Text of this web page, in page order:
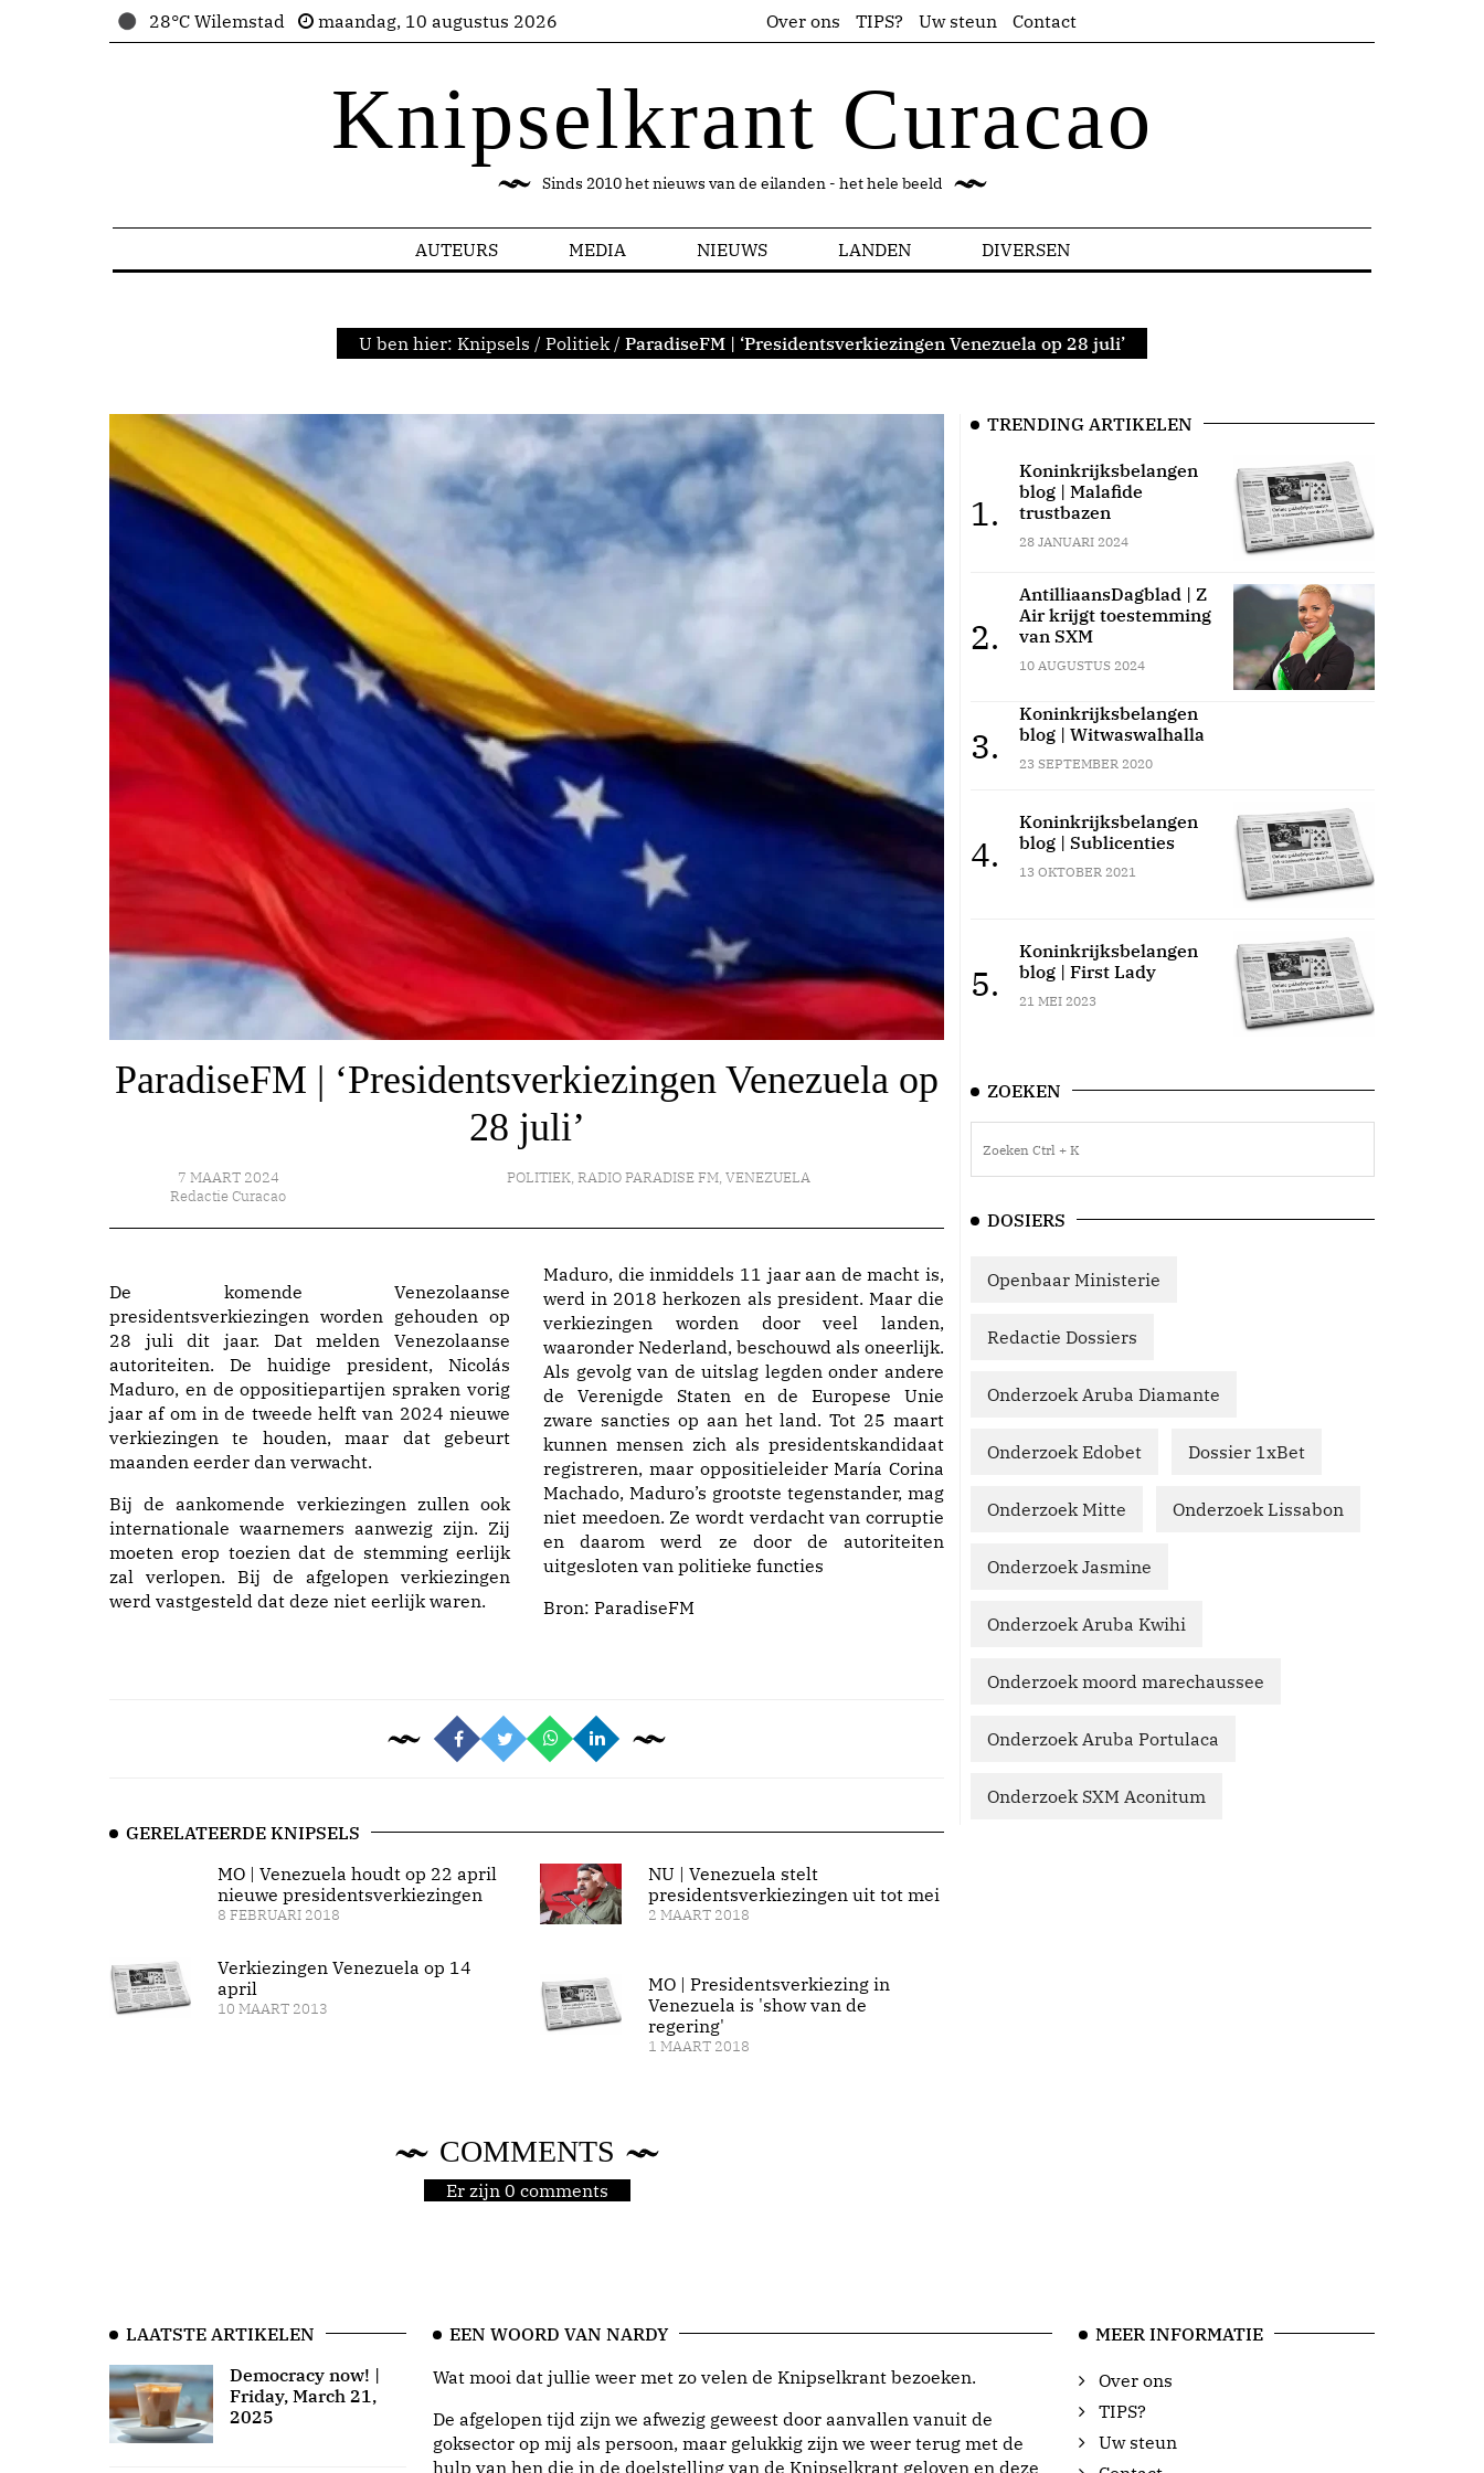
28°C Wilemstad maandag, 10 augustus 2026 Over ons TIPS? Uw steun Contact
Knipselkrant Curacao
Sinds 2010 het nieuws van de eilanden - het hele beeld
AUTEURS MEDIA NIEUWS LANDEN DIVERSEN
U ben hier: Knipsels / Politiek / ParadiseFM | ‘Presidentsverkiezingen Venezuela op 28 juli’
ParadiseFM | ‘Presidentsverkiezingen Venezuela op
28 juli’
7 MAART 2024
Redactie Curacao
POLITIEK,RADIO PARADISE FM,VENEZUELA
De komende Venezolaanse
presidentsverkiezingen worden gehouden op
28 juli dit jaar. Dat melden Venezolaanse
autoriteiten. De huidige president, Nicolás
Maduro, en de oppositiepartijen spraken vorig
jaar af om in de tweede helft van 2024 nieuwe
verkiezingen te houden, maar dat gebeurt
maanden eerder dan verwacht.
Bij de aankomende verkiezingen zullen ook
internationale waarnemers aanwezig zijn. Zij
moeten erop toezien dat de stemming eerlijk
zal verlopen. Bij de afgelopen verkiezingen
werd vastgesteld dat deze niet eerlijk waren.
Maduro, die inmiddels 11 jaar aan de macht is,
werd in 2018 herkozen als president. Maar die
verkiezingen worden door veel landen,
waaronder Nederland, beschouwd als oneerlijk.
Als gevolg van de uitslag legden onder andere
de Verenigde Staten en de Europese Unie
zware sancties op aan het land. Tot 25 maart
kunnen mensen zich als presidentskandidaat
registreren, maar oppositieleider María Corina
Machado, Maduro’s grootste tegenstander, mag
niet meedoen. Ze wordt verdacht van corruptie
en daarom werd ze door de autoriteiten
uitgesloten van politieke functies
Bron: ParadiseFM
GERELATEERDE KNIPSELS
MO | Venezuela houdt op 22 april
nieuwe presidentsverkiezingen
8 FEBRUARI 2018
Verkiezingen Venezuela op 14
april
10 MAART 2013
NU | Venezuela stelt
presidentsverkiezingen uit tot mei
2 MAART 2018
MO | Presidentsverkiezing in
Venezuela is 'show van de
regering'
1 MAART 2018
COMMENTS
Er zijn 0 comments
TRENDING ARTIKELEN
1.
Koninkrijksbelangen
blog | Malafide
trustbazen
28 JANUARI 2024
2.
AntilliaansDagblad | Z
Air krijgt toestemming
van SXM
10 AUGUSTUS 2024
3.
Koninkrijksbelangen
blog | Witwaswalhalla
23 SEPTEMBER 2020
4.
Koninkrijksbelangen
blog | Sublicenties
13 OKTOBER 2021
5.
Koninkrijksbelangen
blog | First Lady
21 MEI 2023
ZOEKEN
DOSIERS
Openbaar Ministerie
Redactie Dossiers
Onderzoek Aruba Diamante
Onderzoek Edobet Dossier 1xBet
Onderzoek Mitte Onderzoek Lissabon
Onderzoek Jasmine
Onderzoek Aruba Kwihi
Onderzoek moord marechaussee
Onderzoek Aruba Portulaca
Onderzoek SXM Aconitum
LAATSTE ARTIKELEN
Democracy now! |
Friday, March 21,
2025
EEN WOORD VAN NARDY
Wat mooi dat jullie weer met zo velen de Knipselkrant bezoeken.
De afgelopen tijd zijn we afwezig geweest door aanvallen vanuit de
goksector op mij als persoon, maar gelukkig zijn we weer terug met de
hulp van hen die in de doelstelling van de Knipselkrant geloven en deze
MEER INFORMATIE
Over ons
TIPS?
Uw steun